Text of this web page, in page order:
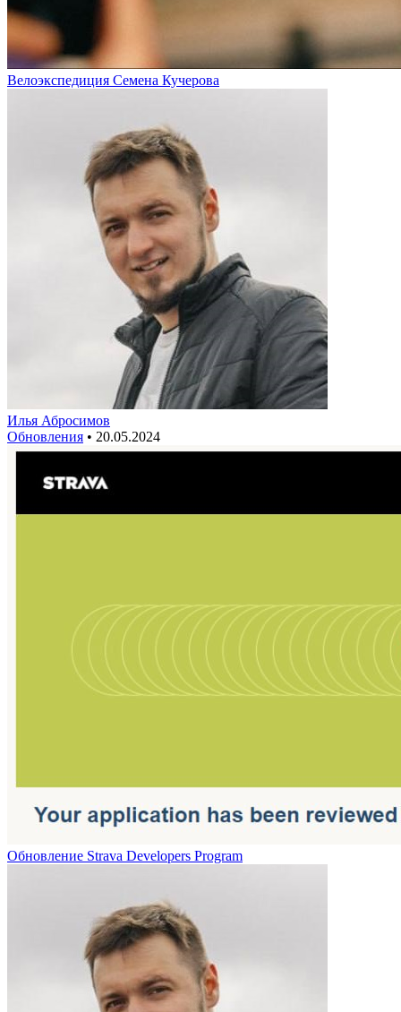
Велоэкспедиция Семена Кучерова
Илья Абросимов
Обновления • 20.05.2024
Обновление Strava Developers Program